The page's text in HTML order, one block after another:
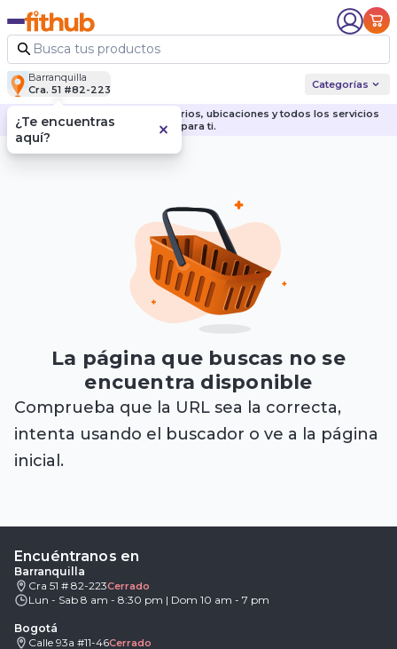
Barranquilla
Cra. 51 #82-223
Categorías
Descubre nuestras sedes, horarios, ubicaciones y todos los servicios
para ti.
La página que buscas no se
encuentra disponible
Comprueba que la URL sea la correcta,
intenta usando el buscador o ve a la página
inicial.
Encuéntranos en
Barranquilla
Cra 51 # 82-223Cerrado
Lun - Sab 8 am - 8:30 pm | Dom 10 am - 7 pm
Bogotá
Calle 93a #11-46Cerrado
¿Te encuentras
aquí?